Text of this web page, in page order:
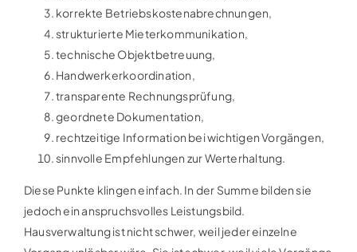
korrekte Betriebskostenabrechnungen,
strukturierte Mieterkommunikation,
technische Objektbetreuung,
Handwerkerkoordination,
transparente Rechnungsprüfung,
geordnete Dokumentation,
rechtzeitige Information bei wichtigen Vorgängen,
sinnvolle Empfehlungen zur Werterhaltung.
Diese Punkte klingen einfach. In der Summe bilden sie
jedoch ein anspruchsvolles Leistungsbild.
Hausverwaltung ist nicht schwer, weil jeder einzelne